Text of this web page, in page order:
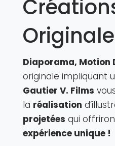
Diaporama, Motion
originale impliquant
Gautier V. Films
la réalisation
projetées qui
expérience unique !